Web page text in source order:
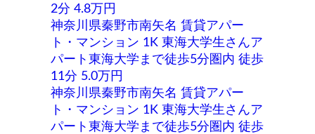
2分 4.8万円
神奈川県秦野市南矢名 賃貸アパー
ト・マンション 1K 東海大学生さんア
パート東海大学まで徒歩5分圏内 徒歩
11分 5.0万円
神奈川県秦野市南矢名 賃貸アパー
ト・マンション 1K 東海大学生さんア
パート東海大学まで徒歩5分圏内 徒歩